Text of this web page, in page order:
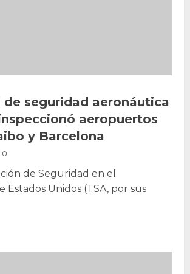
seguridad aeronáutica
aeropuertos
y Barcelona
0
de Seguridad en el
Estados Unidos (TSA, por sus